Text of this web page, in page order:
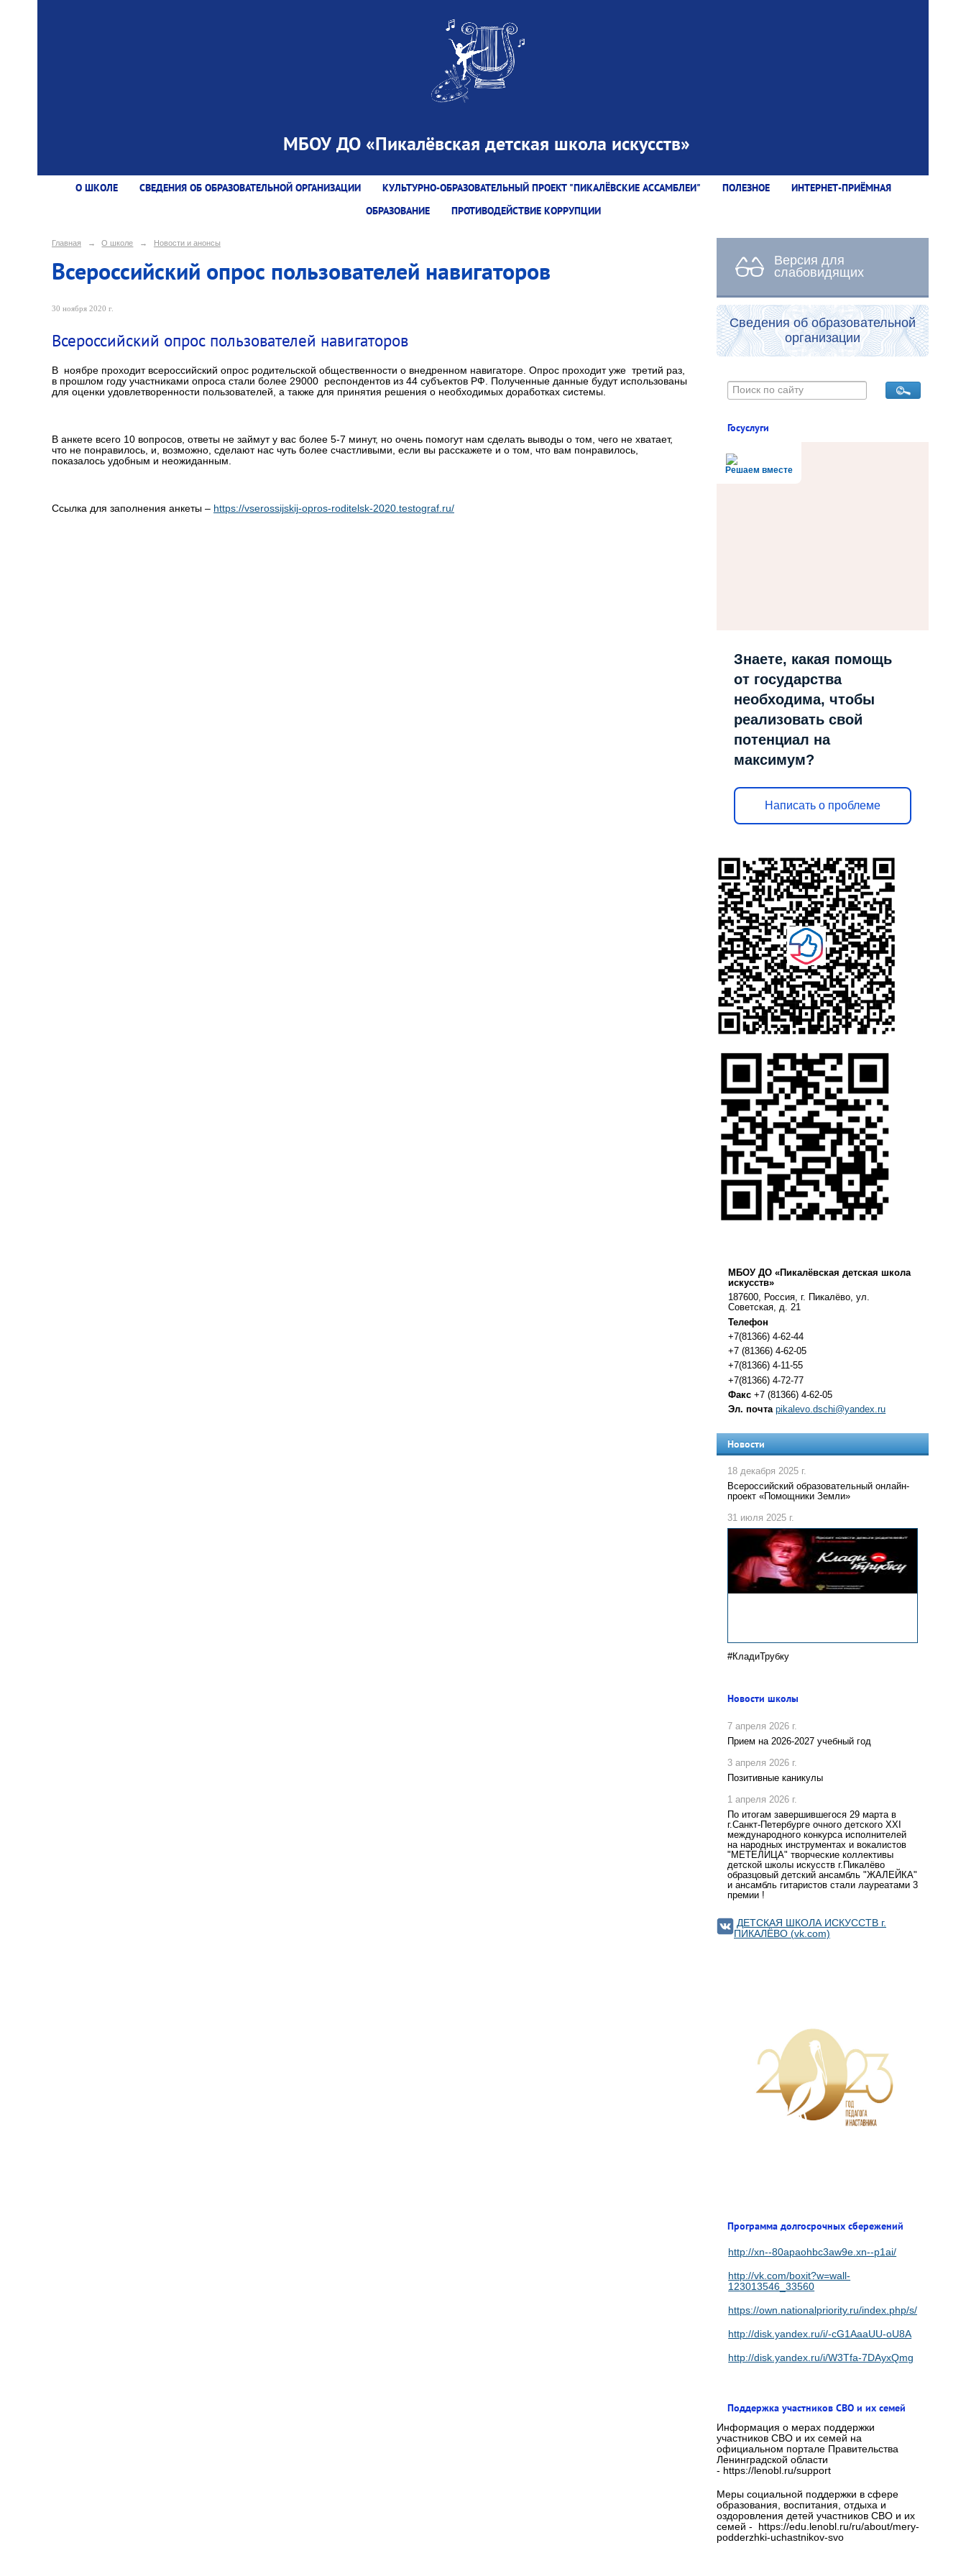
МБОУ ДО «Пикалёвская детская школа искусств»
О ШКОЛЕ СВЕДЕНИЯ ОБ ОБРАЗОВАТЕЛЬНОЙ ОРГАНИЗАЦИИ КУЛЬТУРНО-ОБРАЗОВАТЕЛЬНЫЙ ПРОЕКТ "ПИКАЛЁВСКИЕ АССАМБЛЕИ" ПОЛЕЗНОЕ
ИНТЕРНЕТ-ПРИЁМНАЯ
ОБРАЗОВАНИЕ
ПРОТИВОДЕЙСТВИЕ КОРРУПЦИИ
Главная → О школе → Новости и анонсы
Всероссийский опрос пользователей навигаторов
30 ноября 2020 г.
Всероссийский опрос пользователей навигаторов
В ноябре проходит всероссийский опрос родительской общественности о внедренном навигаторе. Опрос проходит уже третий раз,
в прошлом году участниками опроса стали более 29000 респондентов из 44 субъектов РФ. Полученные данные будут использованы
для оценки удовлетворенности пользователей, а также для принятия решения о необходимых доработках системы.
В анкете всего 10 вопросов, ответы не займут у вас более 5-7 минут, но очень помогут нам сделать выводы о том, чего не хватает,
что не понравилось, и, возможно, сделают нас чуть более счастливыми, если вы расскажете и о том, что вам понравилось,
показалось удобным и неожиданным.
Ссылка для заполнения анкеты – https://vserossijskij-opros-roditelsk-2020.testograf.ru/
Версия для
слабовидящих
Сведения об образовательной
организации
Госуслуги
Решаем вместе
Знаете, какая помощь
от государства
необходима, чтобы
реализовать свой
потенциал на
максимум?
Написать о проблеме
МБОУ ДО «Пикалёвская детская школа
искусств»
187600, Россия, г. Пикалёво, ул.
Советская, д. 21
Телефон
+7(81366) 4-62-44
+7 (81366) 4-62-05
+7(81366) 4-11-55
+7(81366) 4-72-77
Факс +7 (81366) 4-62-05
Эл. почта pikalevo.dschi@yandex.ru
Новости
18 декабря 2025 г.
Всероссийский образовательный онлайн-
проект «Помощники Земли»
31 июля 2025 г.
#КладиТрубку
Новости школы
7 апреля 2026 г.
Прием на 2026-2027 учебный год
3 апреля 2026 г.
Позитивные каникулы
1 апреля 2026 г.
По итогам завершившегося 29 марта в
г.Санкт-Петербурге очного детского XXI
международного конкурса исполнителей
на народных инструментах и вокалистов
"МЕТЕЛИЦА" творческие коллективы
детской школы искусств г.Пикалёво
образцовый детский ансамбль "ЖАЛЕЙКА"
и ансамбль гитаристов стали лауреатами 3
премии !
ДЕТСКАЯ ШКОЛА ИСКУССТВ г.
ПИКАЛЁВО (vk.com)
Программа долгосрочных сбережений
http://xn--80apaohbc3aw9e.xn--p1ai/
http://vk.com/boxit?w=wall-
123013546_33560
https://own.nationalpriority.ru/index.php/s/
http://disk.yandex.ru/i/-cG1AaaUU-oU8A
http://disk.yandex.ru/i/W3Tfa-7DAyxQmg
Поддержка участников СВО и их семей
Информация о мерах поддержки
участников СВО и их семей на
официальном портале Правительства
Ленинградской области
- https://lenobl.ru/support
Меры социальной поддержки в сфере
образования, воспитания, отдыха и
оздоровления детей участников СВО и их
семей - https://edu.lenobl.ru/ru/about/mery-
podderzhki-uchastnikov-svo